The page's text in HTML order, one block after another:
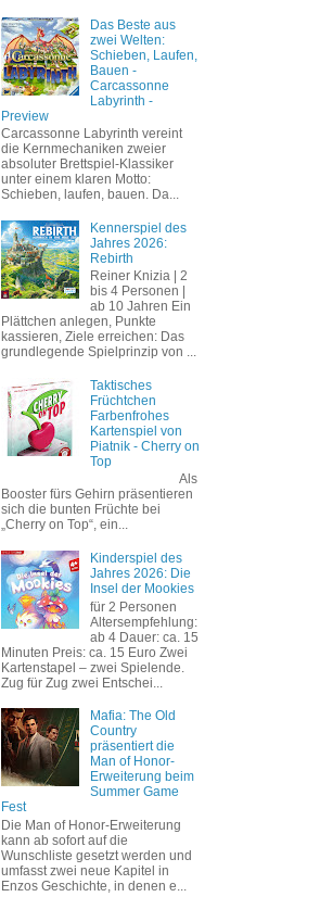
Das Beste aus
zwei Welten:
Schieben, Laufen,
Bauen -
Carcassonne
Labyrinth -
Preview
Carcassonne Labyrinth vereint
die Kernmechaniken zweier
absoluter Brettspiel-Klassiker
unter einem klaren Motto:
Schieben, laufen, bauen. Da...
Kennerspiel des
Jahres 2026:
Rebirth
Reiner Knizia | 2
bis 4 Personen |
ab 10 Jahren Ein
Plättchen anlegen, Punkte
kassieren, Ziele erreichen: Das
grundlegende Spielprinzip von ...
Taktisches
Früchtchen
Farbenfrohes
Kartenspiel von
Piatnik - Cherry on
Top
Als
Booster fürs Gehirn präsentieren
sich die bunten Früchte bei
„Cherry on Top“, ein...
Kinderspiel des
Jahres 2026: Die
Insel der Mookies
für 2 Personen
Altersempfehlung:
ab 4 Dauer: ca. 15
Minuten Preis: ca. 15 Euro Zwei
Kartenstapel – zwei Spielende.
Zug für Zug zwei Entschei...
Mafia: The Old
Country
präsentiert die
Man of Honor-
Erweiterung beim
Summer Game
Fest
Die Man of Honor-Erweiterung
kann ab sofort auf die
Wunschliste gesetzt werden und
umfasst zwei neue Kapitel in
Enzos Geschichte, in denen e...